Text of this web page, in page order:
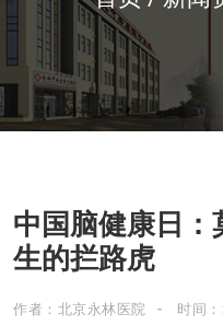
中国脑健康日：
生的拦路虎
作者：北京永林医院 时间